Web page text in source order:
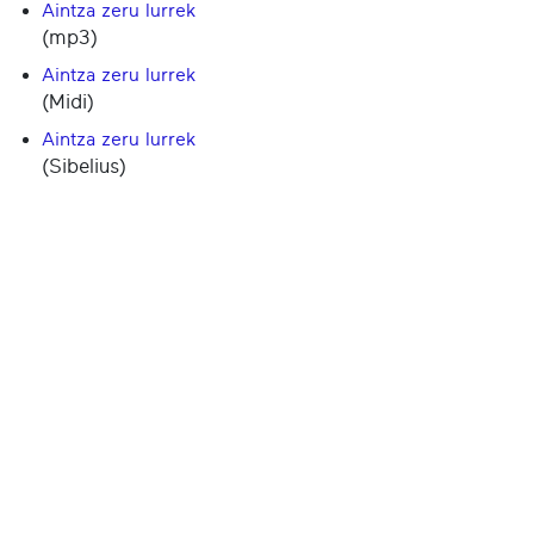
Aintza zeru lurrek
(mp3)
Aintza zeru lurrek
(Midi)
Aintza zeru lurrek
(Sibelius)